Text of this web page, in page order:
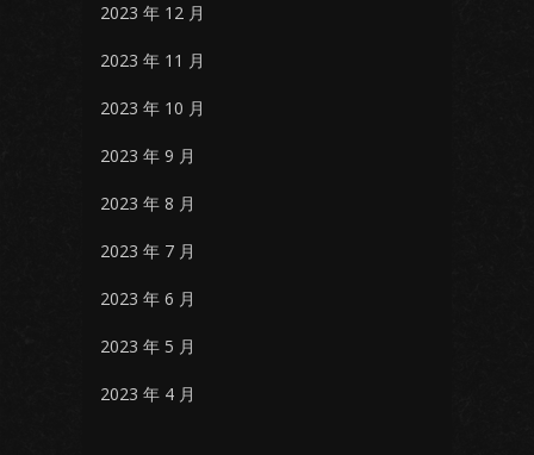
2023 年 12 月
2023 年 11 月
2023 年 10 月
2023 年 9 月
2023 年 8 月
2023 年 7 月
2023 年 6 月
2023 年 5 月
2023 年 4 月